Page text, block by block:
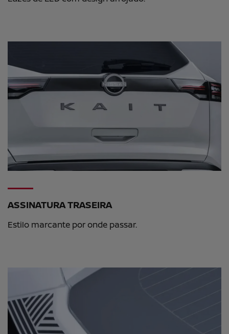
ASSINATURA TRASEIRA
Estilo marcante por onde passar.